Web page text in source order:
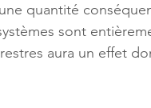
quantité
sont
aura un effet